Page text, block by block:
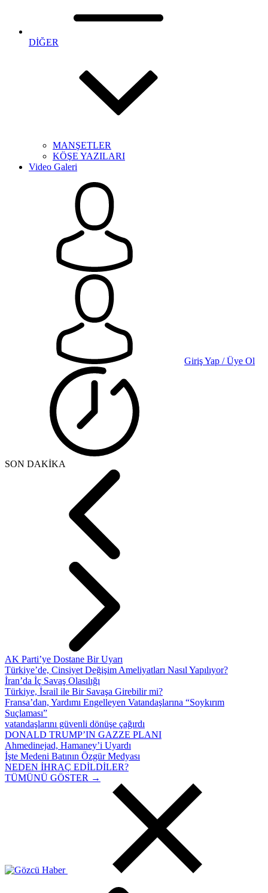
DİĞER
MANŞETLER
KÖŞE YAZILARI
Video Galeri
Giriş Yap / Üye Ol
SON DAKİKA
AK Parti’ye Dostane Bir Uyarı
Türkiye’de, Cinsiyet Değişim Ameliyatları Nasıl Yapılıyor?
İran’da İç Savaş Olasılığı
Türkiye, İsrail ile Bir Savaşa Girebilir mi?
Fransa’dan, Yardımı Engelleyen Vatandaşlarına “Soykırım
Suçlaması”
vatandaşlarını güvenli dönüşe çağırdı
DONALD TRUMP’IN GAZZE PLANI
Ahmedinejad, Hamaney’i Uyardı
İşte Medeni Batının Özgür Medyası
NEDEN İHRAÇ EDİLDİLER?
TÜMÜNÜ GÖSTER →